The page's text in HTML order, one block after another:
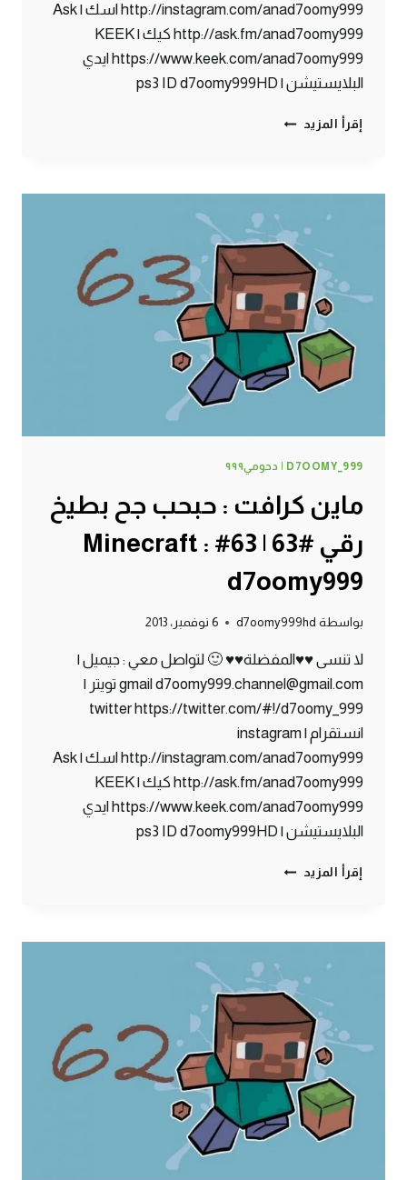
http://instagram.com/anad7oomy999 اسك | Ask
http://ask.fm/anad7oomy999 كيك | KEEK
https://www.keek.com/anad7oomy999 ايدي
البلايستيشن | ps3 ID d7oomy999HD
إقرأ المزيد ماين
السجون
#64
64#
MINECRAFT
:
D7OOMY999
D7OOMY_999 | دحومي٩٩٩
ماين كرافت : حبحب جح بطيخ
رقي #63 | 63# Minecraft :
d7oomy999
بواسطة d7oomy999hd 6 نوفمبر، 2013
لا تنسى ♥♥المفضلة♥♥ 🙂 لتواصل معي : جيميل |
gmail d7oomy999.channel@gmail.com تويتر |
twitter https://twitter.com/#!/d7oomy_999
انستقرام | instagram
http://instagram.com/anad7oomy999 اسك | Ask
http://ask.fm/anad7oomy999 كيك | KEEK
https://www.keek.com/anad7oomy999 ايدي
البلايستيشن | ps3 ID d7oomy999HD
إقرأ المزيد ماين
جح
بطيخ
رقي
#63
|
63#
MINECRAFT
:
D7OOMY999